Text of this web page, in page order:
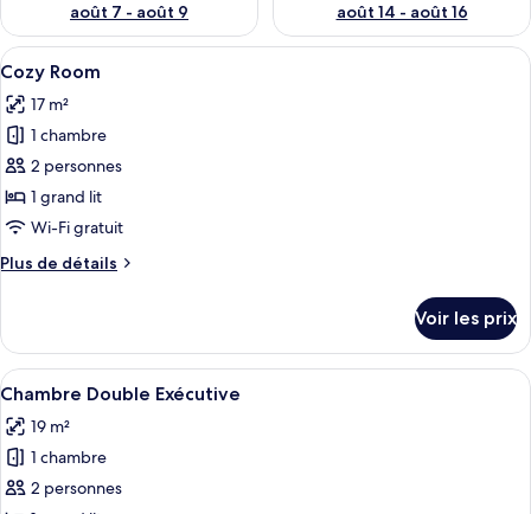
août 7 - août 9
août 14 - août 16
Afficher
toutes
les
photos
pour
ce
type
chambre :
Une chambre à coucher avec un lit,
9
Cozy Room
17 m²
1 chambre
2 personnes
1 grand lit
Wi-Fi gratuit
Plus de détails
Plus
le
type
de
Cozy
Room
Voir les prix
Afficher
toutes
les
photos
pour
Une chambre à coucher
8
Chambre Double Exécutive
19 m²
1 chambre
2 personnes